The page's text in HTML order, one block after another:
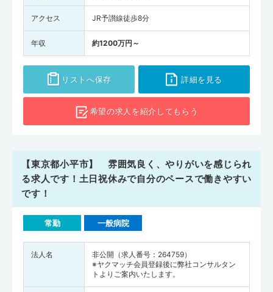
アクセス JR予讃線徒歩8分
年収 約1200万円～
リストへ保存 詳細を見る
希望の求人を紹介してもらう
【東京都小平市】 雰囲気良く、やりがいを感じられ
る求人です！土日祝休みで自分のペースで働きやすい
です！
常勤 一般病院
法人名
非公開（求人番号：264759）
※ヤクマッチ会員登録後に弊社コンサルタン
トよりご案内いたします。